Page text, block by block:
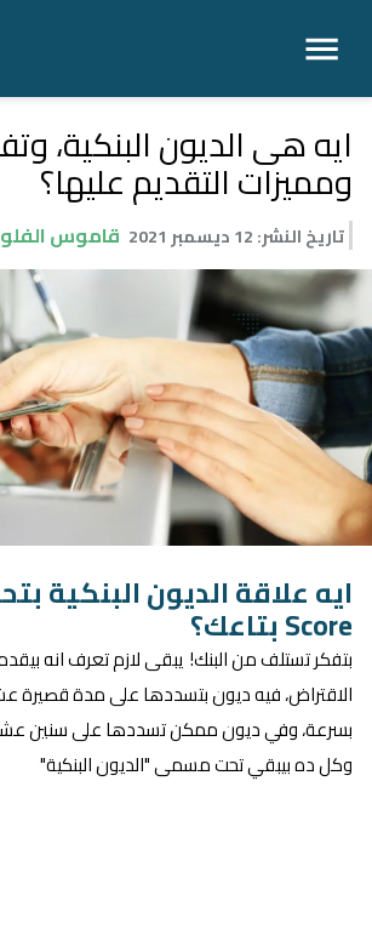
ايه هى الديون البنكية،
ومميزات التقديم عليها؟
تاريخ النشر:12 ديسمبر 2021 قاموس
Score بتاعك؟
بتفكر تستلف من البنك! يبقى لازم تعرف انه
الاقتراض، فيه ديون بتسددها على مدة قصيرة
بسرعة، وفي ديون ممكن تسددها على سنين
وكل ده بيبقي تحت مسمى "الديون البنكية"